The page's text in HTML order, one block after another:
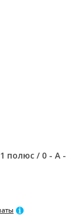
полюс / 0 - A -